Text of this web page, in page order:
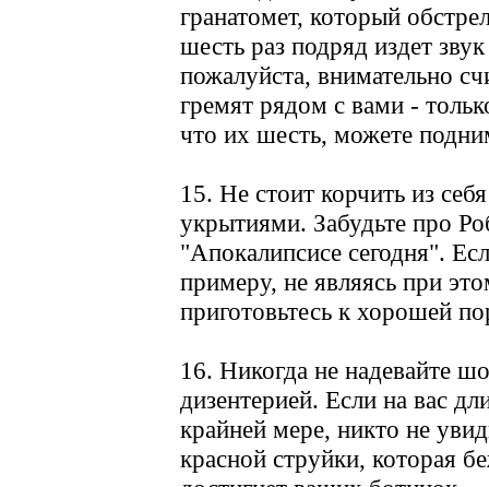
гранатомет, который
шесть раз подряд издет
пожалуйста, внимательно
гремят рядом с вами -
что их шесть, можете
15. Не стоит корчить из
укрытиями. Забудьте про
"Апокалипсисе сегодня".
примеру, не являясь при
приготовьтесь к хорошей
16. Никогда не надевайте
дизентерией. Если на вас
крайней мере, никто не
красной струйки, которая